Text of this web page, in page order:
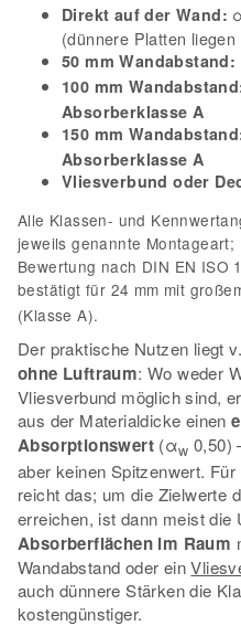
Direkt auf der Wand:
(dünnere Platten
50 mm Wandabstand:
100 mm
Absorberklasse A
150 mm
Absorberklasse A
Vliesverbund oder
Alle Klassen- und
jeweils genannte Montageart;
Bewertung nach DIN EN ISO
bestätigt für 24 mm mit
(Klasse A).
Der praktische Nutzen liegt
ohne Luftraum: Wo weder
Vliesverbund möglich sind,
aus der Materialdicke einen
Absorptionswert (αw 0,50)
aber keinen Spitzenwert.
reicht das; um die Zielwerte
erreichen, ist dann meist die
Absorberflächen im Raum
Wandabstand oder ein
auch dünnere Stärken die
kostengünstiger.